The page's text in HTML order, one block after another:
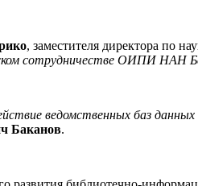
, заместителя директора по
сотрудничестве ОИПИ НАН
ведомственных баз
Баканов.